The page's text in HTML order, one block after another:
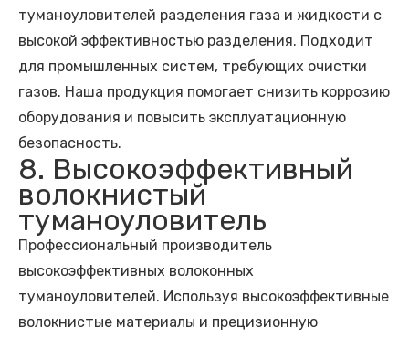
туманоуловителей разделения газа и жидкости с
высокой эффективностью разделения. Подходит
для промышленных систем, требующих очистки
газов. Наша продукция помогает снизить коррозию
оборудования и повысить эксплуатационную
безопасность.
8. Высокоэффективный
волокнистый
туманоуловитель
Профессиональный производитель
высокоэффективных волоконных
туманоуловителей. Используя высокоэффективные
волокнистые материалы и прецизионную